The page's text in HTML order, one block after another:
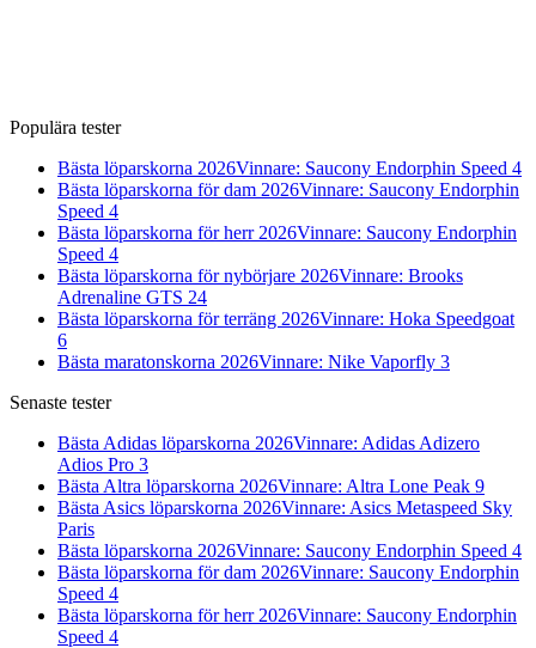
Populära tester
Bästa löparskorna 2026Vinnare: Saucony Endorphin Speed 4
Bästa löparskorna för dam 2026Vinnare: Saucony Endorphin
Speed 4
Bästa löparskorna för herr 2026Vinnare: Saucony Endorphin
Speed 4
Bästa löparskorna för nybörjare 2026Vinnare: Brooks
Adrenaline GTS 24
Bästa löparskorna för terräng 2026Vinnare: Hoka Speedgoat
6
Bästa maratonskorna 2026Vinnare: Nike Vaporfly 3
Senaste tester
Bästa Adidas löparskorna 2026Vinnare: Adidas Adizero
Adios Pro 3
Bästa Altra löparskorna 2026Vinnare: Altra Lone Peak 9
Bästa Asics löparskorna 2026Vinnare: Asics Metaspeed Sky
Paris
Bästa löparskorna 2026Vinnare: Saucony Endorphin Speed 4
Bästa löparskorna för dam 2026Vinnare: Saucony Endorphin
Speed 4
Bästa löparskorna för herr 2026Vinnare: Saucony Endorphin
Speed 4